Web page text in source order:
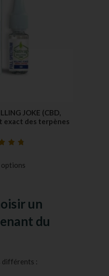
JOKE (CBD,
exact des terpènes
options
un
du
différents :